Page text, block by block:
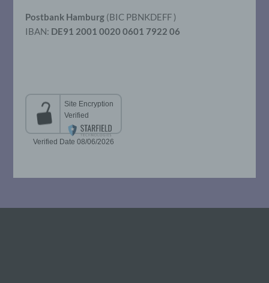
Postbank Hamburg (BIC PBNKDEFF )
IBAN: DE91 2001 0020 0601 7922 06
Verantwortlicher ist die natürliche oder
juristische Person, Behörde, Einrichtung
oder andere Stelle, die allein oder
gemeinsam mit anderen über die Zwecke
und Mittel der Verarbeitung von
personenbezogenen Daten entscheidet.
das Recht der Mitgliedstaaten vorgegeben,
Kriterien seiner Benennung nach dem